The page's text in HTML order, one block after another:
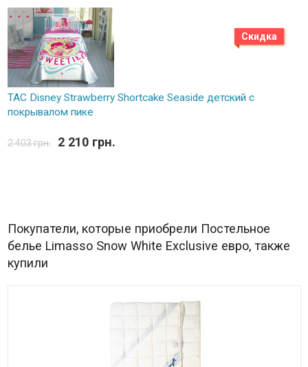
Скидка
TAC Disney Strawberry Shortcake Seaside детский с
покрывалом пике
2 403 грн. 2 210 грн.
Покупатели, которые приобрели Постельное
белье Limasso Snow White Exclusive евро, также
купили